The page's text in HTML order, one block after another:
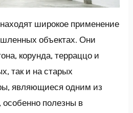
широкое применение
объектах. Они
корунда, терраццо и
так и на старых
являющиеся одним из
особенно полезны в